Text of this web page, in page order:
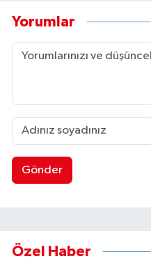
Yorumlar
Gönder
Özel Haber